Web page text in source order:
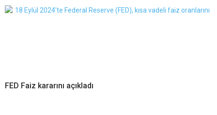
FED Faiz kararını açıkladı